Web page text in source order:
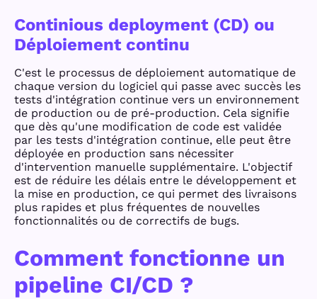
Continious deployment (CD) ou
Déploiement continu
C'est le processus de déploiement automatique de
chaque version du logiciel qui passe avec succès les
tests d'intégration continue vers un environnement
de production ou de pré-production. Cela signifie
que dès qu'une modification de code est validée
par les tests d'intégration continue, elle peut être
déployée en production sans nécessiter
d'intervention manuelle supplémentaire. L'objectif
est de réduire les délais entre le développement et
la mise en production, ce qui permet des livraisons
plus rapides et plus fréquentes de nouvelles
fonctionnalités ou de correctifs de bugs.
Comment fonctionne un
pipeline CI/CD ?